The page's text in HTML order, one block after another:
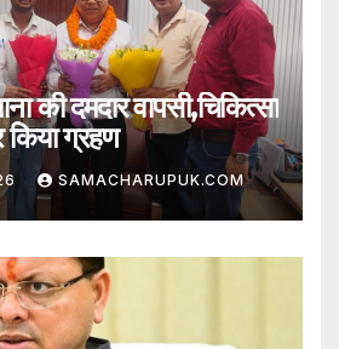
की दमदार वापसी,चिकित्सा
किया ग्रहण
SAMACHARUPUK.COM